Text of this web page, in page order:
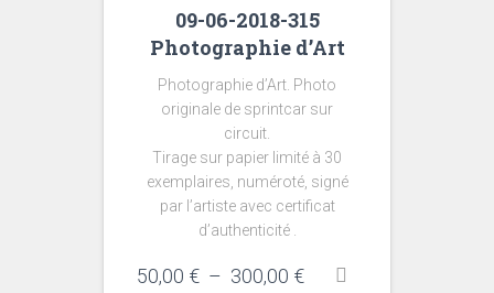
09-06-2018-315
Photographie d’Art
Photographie d’Art. Photo
originale de sprintcar sur
circuit.
Tirage sur papier limité à 30
exemplaires, numéroté, signé
par l’artiste avec certificat
d’authenticité .
50,00 € – 300,00 €Plage